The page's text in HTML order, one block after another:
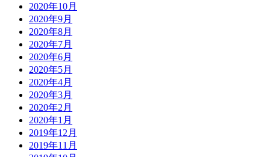
2020年10月
2020年9月
2020年8月
2020年7月
2020年6月
2020年5月
2020年4月
2020年3月
2020年2月
2020年1月
2019年12月
2019年11月